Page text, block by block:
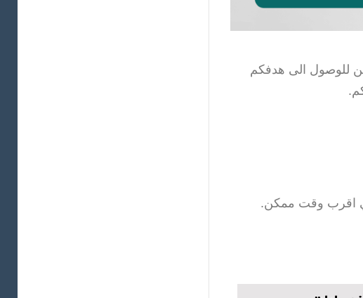
للوصول الى هدفكم
في اقرب وقت ممكن.